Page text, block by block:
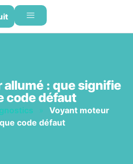
: que signifie
code défaut
»
Voyant moteur
code défaut